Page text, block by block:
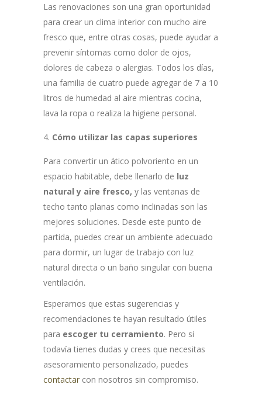
Las renovaciones son una gran oportunidad
para crear un clima interior con mucho aire
fresco que, entre otras cosas, puede ayudar a
prevenir síntomas como dolor de ojos,
dolores de cabeza o alergias. Todos los días,
una familia de cuatro puede agregar de 7 a 10
litros de humedad al aire mientras cocina,
lava la ropa o realiza la higiene personal.
Cómo utilizar las capas superiores
Para convertir un ático polvoriento en un
espacio habitable, debe llenarlo de luz
natural y aire fresco, y las ventanas de
techo tanto planas como inclinadas son las
mejores soluciones. Desde este punto de
partida, puedes crear un ambiente adecuado
para dormir, un lugar de trabajo con luz
natural directa o un baño singular con buena
ventilación.
Esperamos que estas sugerencias y
recomendaciones te hayan resultado útiles
para escoger tu cerramiento. Pero si
todavía tienes dudas y crees que necesitas
asesoramiento personalizado, puedes
contactar con nosotros sin compromiso.